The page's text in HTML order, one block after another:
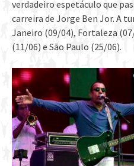
verdadeiro espetáculo que
carreira de Jorge Ben Jor. A
Janeiro (09/04), Fortaleza
(11/06) e São Paulo (25/06).